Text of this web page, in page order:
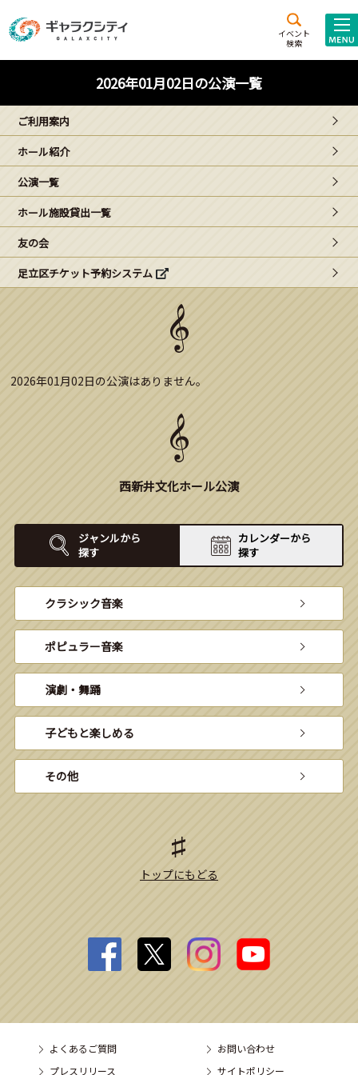
イベント
検索
施設案内
西新井
文化ホール
ギャラクシティとは
こどもみーてぃんぐ
Gがくえん
ブランドからのお知らせ
2026年01月02日の公演一覧
ご利用案内
ホール紹介
公演一覧
ホール施設貸出一覧
友の会
足立区チケット予約システム
2026年01月02日の公演はありません。
西新井文化ホール公演
ジャンルから
探す
カレンダーから
探す
クラシック音楽
ポピュラー音楽
演劇・舞踊
子どもと楽しめる
その他
トップにもどる
よくあるご質問
お問い合わせ
プレスリリース
サイトポリシー